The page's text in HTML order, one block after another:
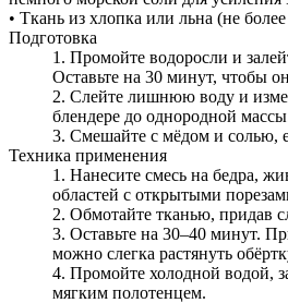
• Ткань из хлопка или льна (не
Подготовка
Промойте водоросли и
Оставьте на 30 минут, чтобы
Слейте лишнюю воду и
блендере до однородной
Смешайте с мёдом и солью,
Техника применения
Нанесите смесь на бедра,
областей с открытыми
Обмотайте тканью, придав
Оставьте на 30–40 минут.
можно слегка растянуть
Промойте холодной водой,
мягким полотенцем.